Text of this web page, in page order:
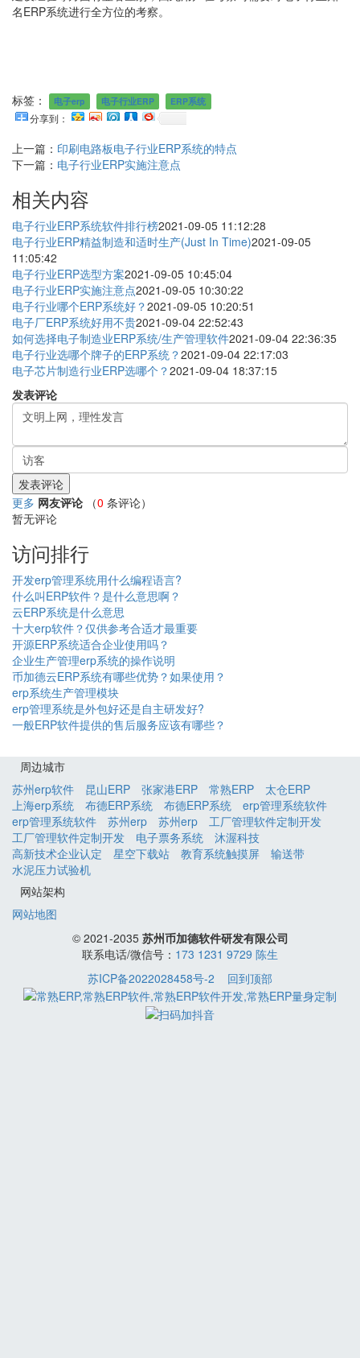
名ERP系统进行全方位的考察。
标签： 电子erp 电子行业ERP ERP系统
分享到：
上一篇： 印刷电路板电子行业ERP系统的特点
下一篇： 电子行业ERP实施注意点
相关内容
电子行业ERP系统软件排行榜2021-09-05 11:12:28
电子行业ERP精益制造和适时生产(Just In Time)2021-09-05
11:05:42
电子行业ERP选型方案2021-09-05 10:45:04
电子行业ERP实施注意点2021-09-05 10:30:22
电子行业哪个ERP系统好？2021-09-05 10:20:51
电子厂ERP系统好用不贵2021-09-04 22:52:43
如何选择电子制造业ERP系统/生产管理软件2021-09-04 22:36:35
电子行业选哪个牌子的ERP系统？2021-09-04 22:17:03
电子芯片制造行业ERP选哪个？2021-09-04 18:37:15
发表评论
更多 网友评论 （0 条评论）
暂无评论
访问排行
开发erp管理系统用什么编程语言?
什么叫ERP软件？是什么意思啊？
云ERP系统是什么意思
十大erp软件？仅供参考合适才最重要
开源ERP系统适合企业使用吗？
企业生产管理erp系统的操作说明
币加德云ERP系统有哪些优势？如果使用？
erp系统生产管理模块
erp管理系统是外包好还是自主研发好?
一般ERP软件提供的售后服务应该有哪些？
周边城市
苏州erp软件
昆山ERP 张家港ERP 常熟ERP
太仓ERP
上海erp系统
布德ERP系统 布德ERP系统
erp管理系统软件
erp管理系统软件
苏州erp 苏州erp
工厂管理软件定制开发
工厂管理软件定制开发
电子票务系统
沐渥科技
高新技术企业认定
星空下载站 教育系统触摸屏
输送带
水泥压力试验机
网站架构
网站地图
© 2021-2035 苏州币加德软件研发有限公司
联系电话/微信号： 173 1231 9729 陈生
苏ICP备2022028458号-2
回到顶部